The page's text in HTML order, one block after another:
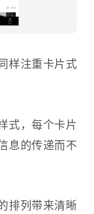
样注重卡片式
式，每个卡片
息的传递而不
排列带来清晰